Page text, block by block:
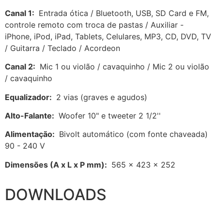
Canal 1: Entrada ótica / Bluetooth, USB, SD Card e FM,
controle remoto com troca de pastas / Auxiliar -
iPhone, iPod, iPad, Tablets, Celulares, MP3, CD, DVD, TV
/ Guitarra / Teclado / Acordeon
Canal 2: Mic 1 ou violão / cavaquinho / Mic 2 ou violão
/ cavaquinho
Equalizador: 2 vias (graves e agudos)
Alto-Falante: Woofer 10" e tweeter 2 1/2''
Alimentação: Bivolt automático (com fonte chaveada)
90 - 240 V
Dimensões (A x L x P mm): 565 x 423 x 252
DOWNLOADS